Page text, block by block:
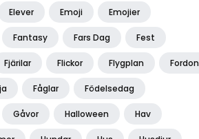
Elever Emoji Emojier
Fantasy Fars Dag Fest
Fjärilar Flickor Flygplan Fordon
Fåglar Födelsedag
Gåvor Halloween Hav